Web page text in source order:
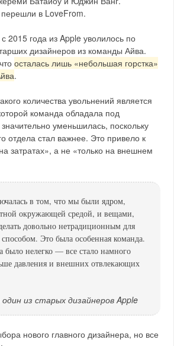
в LoveFrom.
2015 года из Apple уволилось по
дизайнеров из команды Айва.
осталась лишь «небольшая горстка»
.
количества увольнений является
команда обладала под
уменьшилась, поскольку
отдела стал важнее. Это привело к
затратах», а не «только на внешнем
в том, что мы были ядром,
окружающей средой, и вещами,
довольно нетрадиционным для
Это была особенная команда.
было нелегко — все стало намного
давления и внешних отвлекающих
из старых дизайнеров Apple
нового главного дизайнера, но все